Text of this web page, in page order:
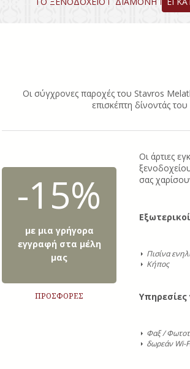
Οι σύγχρονες παροχές του Stavros
επισκέπτη δίνοντάς
Οι άρτιες
σας
Πισίνα
Κήπος
Υπηρεσίες
Φαξ /
δωρεάν Wi-
-15%
με μια γρήγορα
εγγραφή στα μέλη
μας
ΠΡΟΣΦΟΡΕΣ